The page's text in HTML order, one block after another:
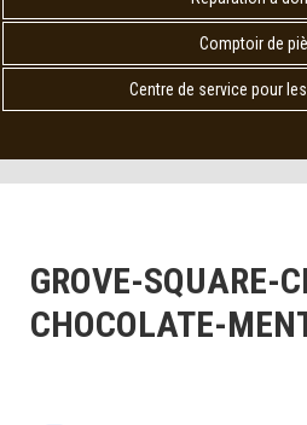
Comptoir de
Centre de service pour
GROVE-SQUARE-
CHOCOLATE-